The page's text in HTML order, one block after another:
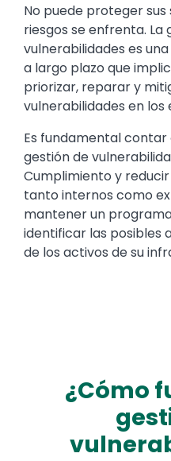
Text
No puede proteger sus
riesgos se enfrenta. La
vulnerabilidades es
a largo plazo que
priorizar, reparar y
vulnerabilidades en los
Es fundamental
gestión de
Cumplimiento y
tanto internos como
mantener un
identificar las posibles
de los activos de su
¿Cómo